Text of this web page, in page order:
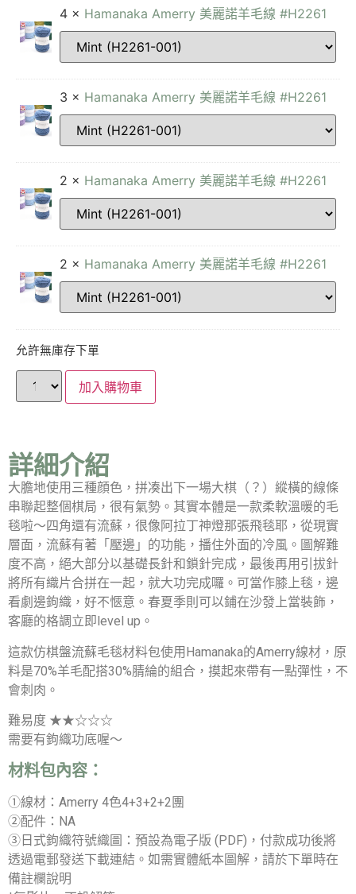
4 × Hamanaka Amerry 美麗諾羊毛線 #H2261
3 × Hamanaka Amerry 美麗諾羊毛線 #H2261
2 × Hamanaka Amerry 美麗諾羊毛線 #H2261
2 × Hamanaka Amerry 美麗諾羊毛線 #H2261
允許無庫存下單
加入購物車
詳細介紹
大膽地使用三種顔色，拼凑出下一場大棋（？）縱橫的線條
串聯起整個棋局，很有氣勢。其實本體是一款柔軟溫暖的毛
毯啦～四角還有流蘇，很像阿拉丁神燈那張飛毯耶，從現實
層面，流蘇有著「壓邊」的功能，播住外面的冷風。圖解難
度不高，絕大部分以基礎長針和鎖針完成，最後再用引拔針
將所有織片合拼在一起，就大功完成囉。可當作膝上毯，邊
看劇邊鉤織，好不愜意。春夏季則可以鋪在沙發上當裝飾，
客廳的格調立即level up。
這款仿棋盤流蘇毛毯材料包使用Hamanaka的Amerry線材，原
料是70%羊毛配搭30%腈綸的組合，摸起來帶有一點彈性，不
會刺肉。
難易度 ★★☆☆☆
需要有鉤織功底喔～
材料包內容：
①線材：Amerry 4色4+3+2+2團
②配件：NA
③日式鉤織符號織圖：預設為電子版 (PDF)，付款成功後將
透過電郵發送下載連結。如需實體紙本圖解，請於下單時在
備註欄說明